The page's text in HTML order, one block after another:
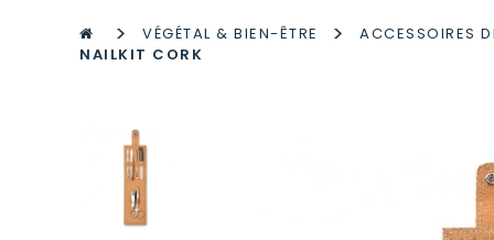
> VÉGÉTAL & BIEN-ÊTRE > ACCESSOIRES
NAILKIT CORK